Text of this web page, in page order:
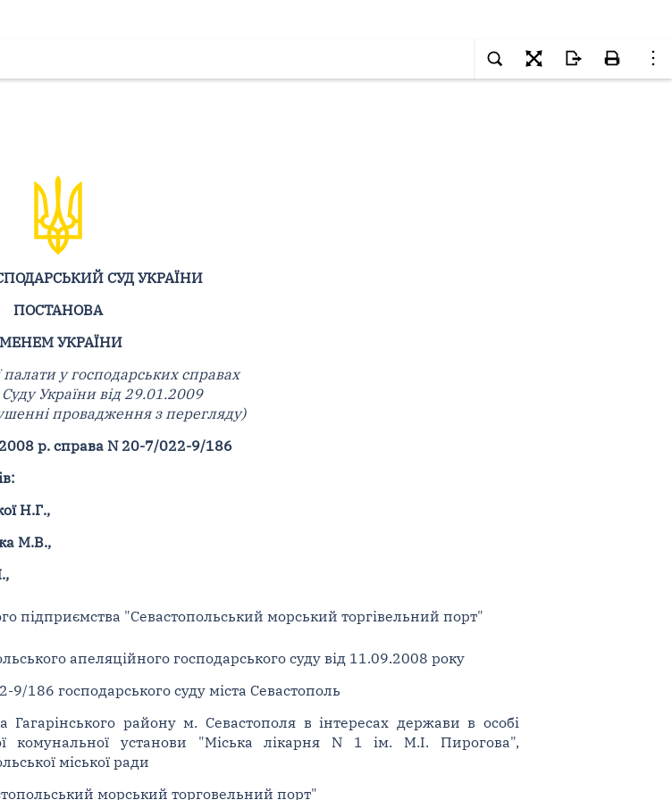
СУД УКРАЇНИ
ПОСТАНОВА
УКРАЇНИ
палати у господарських справах
України від 29.01.2009
провадження з перегляду)
р. справа N 20-7/022-9/186
Н.Г.,
М.В.,
підприємства "Севастопольський морський торгівельний порт"
апеляційного господарського суду від 11.09.2008 року
9/186 господарського суду міста Севастополь
Гагарінського району м. Севастополя в інтересах держави в особі
комунальної установи "Міська лікарня N 1 ім. М.І. Пирогова",
міської ради
морський торговельний порт"